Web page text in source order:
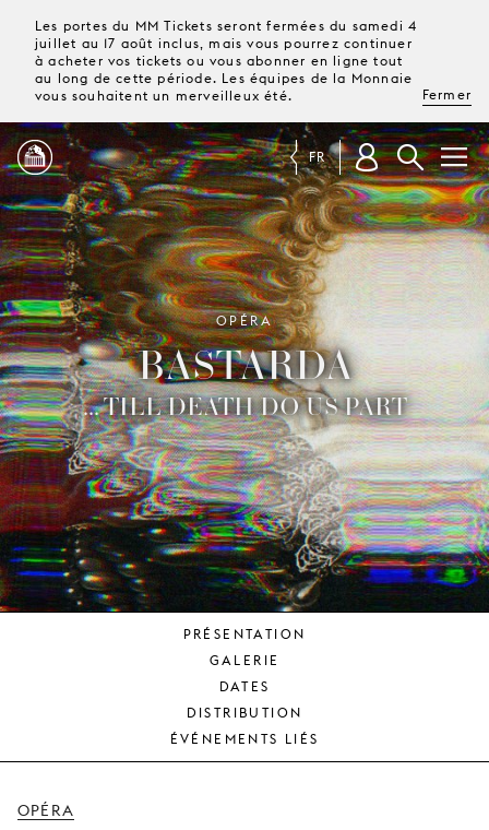
Les portes du MM Tickets seront fermées du samedi 4
juillet au 17 août inclus, mais vous pourrez continuer
à acheter vos tickets ou vous abonner en ligne tout
au long de cette période. Les équipes de la Monnaie
vous souhaitent un merveilleux été.
Fermer
PROGRAMME
MAGAZINE
TICKETS &
ABONNEMENTS
VOTRE
VISITE
JEUNE
PUBLIC
LA
MONNAIE
SOUTENIR
FR
OPÉRA
BASTARDA
... TILL DEATH DO US PART
PRÉSENTATION
GALERIE
DATES
DISTRIBUTION
ÉVÉNEMENTS LIÉS
OPÉRA